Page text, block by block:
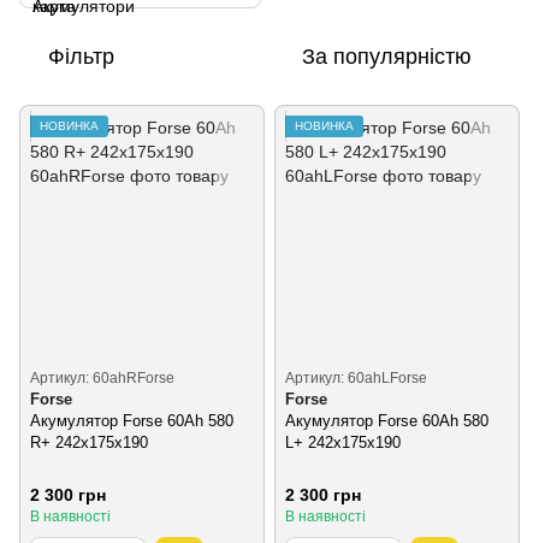
Фільтр За популярністю
НОВИНКА
Артикул: 60ahRForse
Forse
Акумулятор Forse 60Ah 580
R+ 242х175х190
2 300 грн
В наявності
НОВИНКА
Артикул: 60ahLForse
Forse
Акумулятор Forse 60Ah 580
L+ 242х175х190
2 300 грн
В наявності